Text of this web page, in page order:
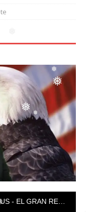
❅
❅
❅
❅
❅